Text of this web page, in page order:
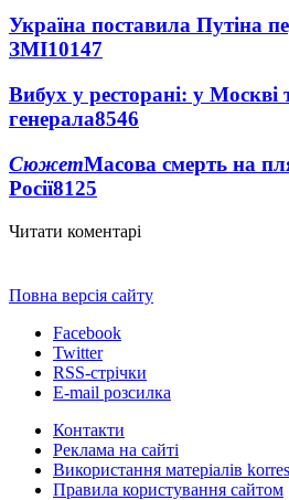
Україна поставила Путіна
ЗМІ10147
Вибух у ресторані: у Москві
генерала8546
СюжетМасова смерть на
Росії8125
Читати коментарі
Повна версія сайту
Facebook
Twitter
RSS-стрічки
E-mail розсилка
Контакти
Реклама на сайті
Використання матеріалів
Правила користування сайтом